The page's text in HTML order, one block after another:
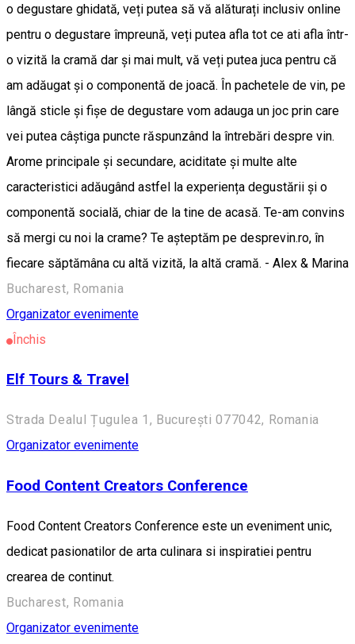
o degustare ghidată, veți putea să vă alăturați inclusiv online
pentru o degustare împreună, veți putea afla tot ce ati afla într-
o vizită la cramă dar și mai mult, vă veți putea juca pentru că
am adăugat și o componentă de joacă. În pachetele de vin, pe
lângă sticle și fișe de degustare vom adauga un joc prin care
vei putea câștiga puncte răspunzând la întrebări despre vin.
Arome principale și secundare, aciditate și multe alte
caracteristici adăugând astfel la experiența degustării și o
componentă socială, chiar de la tine de acasă. Te-am convins
să mergi cu noi la crame? Te așteptăm pe desprevin.ro, în
fiecare săptămâna cu altă vizită, la altă cramă. - Alex & Marina
Bucharest, Romania
Organizator evenimente
Închis
Elf Tours & Travel
Strada Dealul Țugulea 1, București 077042, Romania
Organizator evenimente
Food Content Creators Conference
Food Content Creators Conference este un eveniment unic,
dedicat pasionatilor de arta culinara si inspiratiei pentru
crearea de continut.
Bucharest, Romania
Organizator evenimente